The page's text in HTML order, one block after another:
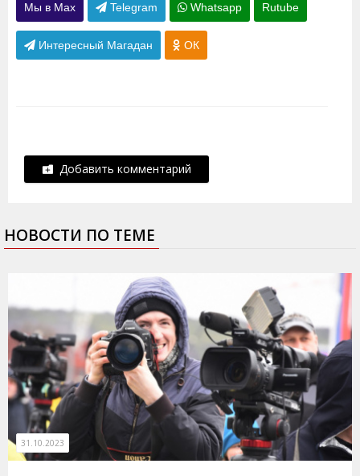
Мы в Max Telegram Whatsapp Rutube
Интересный Магадан ОК
Добавить комментарий
НОВОСТИ ПО ТЕМЕ
31.10.2023